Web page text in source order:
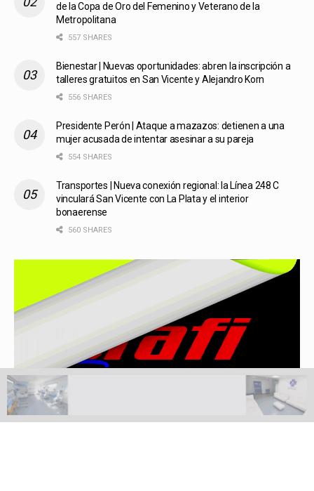
de la Copa de Oro del Femenino y Veterano de la
Metropolitana
557 SHARES
Bienestar | Nuevas oportunidades: abren la inscripción a
talleres gratuitos en San Vicente y Alejandro Korn
556 SHARES
Presidente Perón | Ataque a mazazos: detienen a una
mujer acusada de intentar asesinar a su pareja
554 SHARES
Transportes | Nueva conexión regional: la Línea 248 C
vinculará San Vicente con La Plata y el interior
bonaerense
560 SHARES